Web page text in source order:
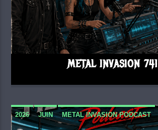
METAL INVASION 741
2026 JUIN METAL INVASION PODCAST